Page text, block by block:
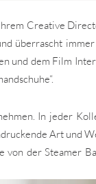
Creative
überrascht immer
und dem Film
In jeder
Art und
von der Steamer